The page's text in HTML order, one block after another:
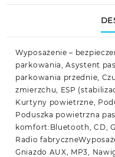
Wyposażenie –
parkowania, Asystent
parkowania przednie,
zmierzchu, ESP
Kurtyny powietrzne,
Poduszka powietrzna
komfort:Bluetooth, CD,
Radio
Gniazdo AUX, MP3,